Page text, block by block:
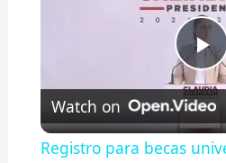
Watch on
Registro para becas